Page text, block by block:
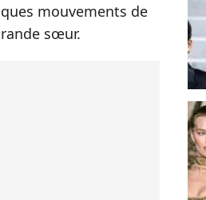
mouvements de
sœur.